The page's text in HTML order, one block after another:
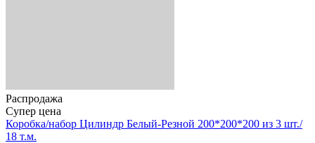
Распродажа
Супер цена
Коробка/набор Цилиндр Белый-Резной 200*200*200 из 3 шт./
18 т.м.